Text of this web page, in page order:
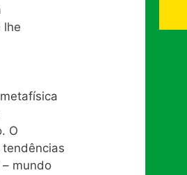
lhe
O
mundo